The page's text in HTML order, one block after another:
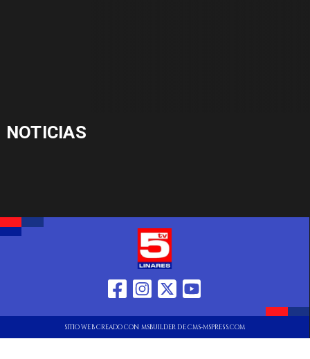
NOTICIAS
SITIO WEB CREADO CON MSBUILDER DE CMS-MSPRESS.COM